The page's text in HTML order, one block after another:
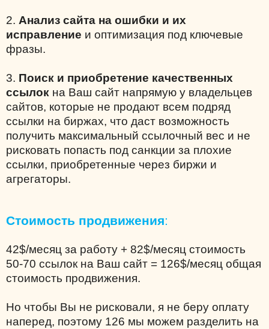
2. Анализ сайта на ошибки и их
исправление и оптимизация под ключевые
фразы.
3. Поиск и приобретение качественных
ссылок на Ваш сайт напрямую у владельцев
сайтов, которые не продают всем подряд
ссылки на биржах, что даст возможность
получить максимальный ссылочный вес и не
рисковать попасть под санкции за плохие
ссылки, приобретенные через биржи и
агрегаторы.
Стоимость продвижения:
42$/месяц за работу + 82$/месяц стоимость
50-70 ссылок на Ваш сайт = 126$/месяц общая
стоимость продвижения.
Но чтобы Вы не рисковали, я не беру оплату
наперед, поэтому 126 мы можем разделить на